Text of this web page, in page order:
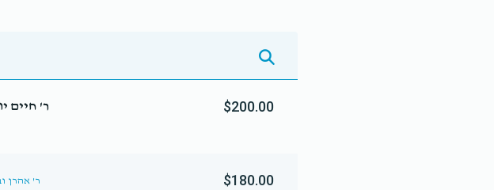
ר' חיים $200.00
ר' אהרן $180.00